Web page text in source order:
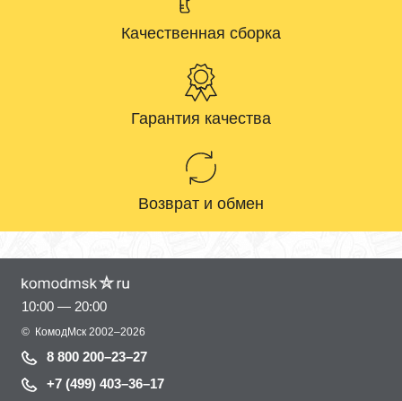
Качественная сборка
Гарантия качества
Возврат и обмен
10:00 — 20:00
© КомодМск 2002–2026
8 800 200–23–27
+7 (499) 403–36–17